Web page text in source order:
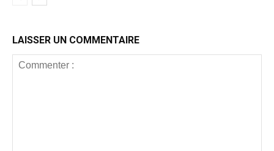
LAISSER UN COMMENTAIRE